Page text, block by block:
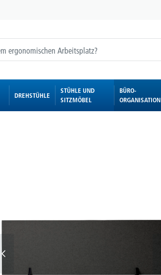
DREHSTÜHLE
STÜHLE UND
SITZMÖBEL
BÜRO-
ORGANISATION